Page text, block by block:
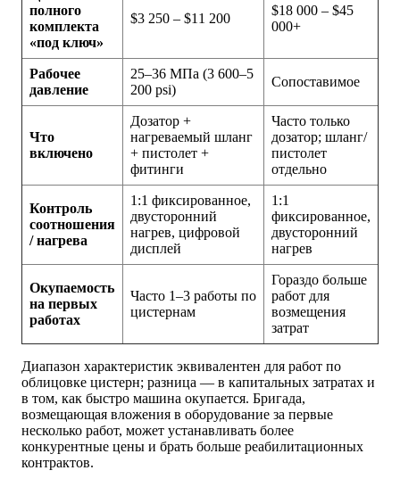
полного
комплекта
«под ключ»
$3 250 – $11 200
$18 000 – $45
000+
Рабочее
давление
25–36 МПа (3 600–5
200 psi)
Сопоставимое
Что
включено
Дозатор +
нагреваемый шланг
+ пистолет +
фитинги
Часто только
дозатор; шланг/
пистолет
отдельно
Контроль
соотношения
/ нагрева
1:1 фиксированное,
двусторонний
нагрев, цифровой
дисплей
1:1
фиксированное,
двусторонний
нагрев
Окупаемость
на первых
работах
Часто 1–3 работы по
цистернам
Гораздо больше
работ для
возмещения
затрат
Диапазон характеристик эквивалентен для работ по
облицовке цистерн; разница — в капитальных затратах и
в том, как быстро машина окупается. Бригада,
возмещающая вложения в оборудование за первые
несколько работ, может устанавливать более
конкурентные цены и брать больше реабилитационных
контрактов.